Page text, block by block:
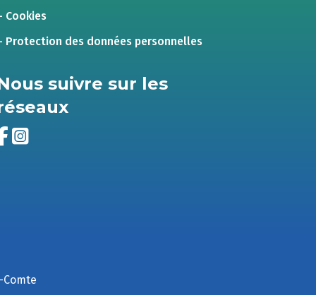
Cookies
Protection des données personnelles
suivre sur les